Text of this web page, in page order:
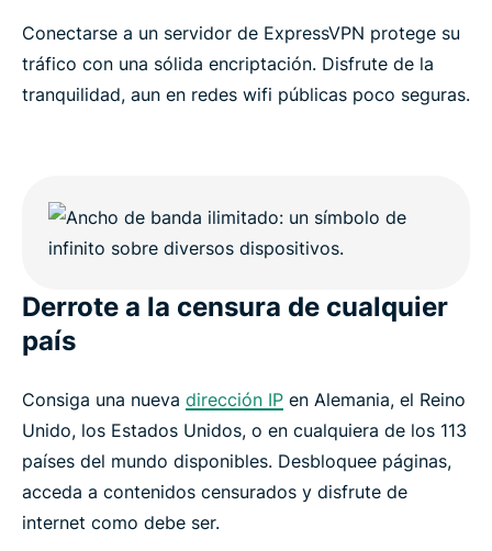
Conectarse a un servidor de ExpressVPN protege su
tráfico con una sólida encriptación. Disfrute de la
tranquilidad, aun en redes wifi públicas poco seguras.
Derrote a la censura de cualquier
país
Consiga una nueva dirección IP en Alemania, el Reino
Unido, los Estados Unidos, o en cualquiera de los 113
países del mundo disponibles. Desbloquee páginas,
acceda a contenidos censurados y disfrute de
internet como debe ser.